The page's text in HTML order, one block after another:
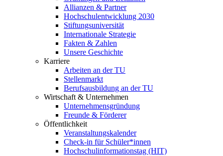
Allianzen & Partner
Hochschulentwicklung 2030
Stiftungsuniversität
Internationale Strategie
Fakten & Zahlen
Unsere Geschichte
Karriere
Arbeiten an der TU
Stellenmarkt
Berufsausbildung an der TU
Wirtschaft & Unternehmen
Unternehmensgründung
Freunde & Förderer
Öffentlichkeit
Veranstaltungskalender
Check-in für Schüler*innen
Hochschulinformationstag (HIT)